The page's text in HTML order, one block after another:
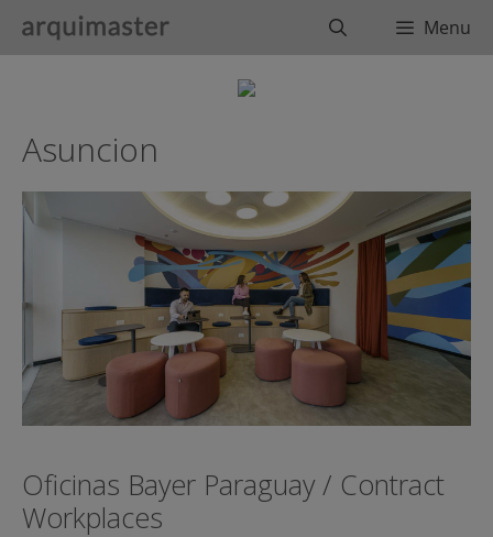
BuscarMenu
Asuncion
Oficinas Bayer Paraguay / Contract
Workplaces